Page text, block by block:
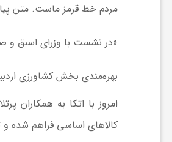
مردم خط قرمز ماست. متن
«در نشست با وزرای اسبق و
بهره‌مندی بخش کشاورزی
امروز با اتکا به همکاران
کالاهای اساسی فراهم شده